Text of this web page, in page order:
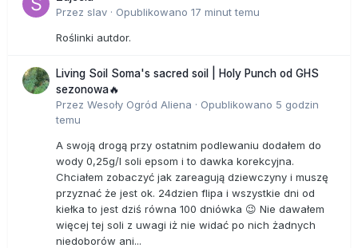
Przez slav · Opublikowano 17 minut temu
Roślinki autdor.
Living Soil Soma's sacred soil | Holy Punch od GHS
sezonowa🔥
Przez Wesoły Ogród Aliena · Opublikowano 5 godzin
temu
A swoją drogą przy ostatnim podlewaniu dodałem do
wody 0,25g/l soli epsom i to dawka korekcyjna.
Chciałem zobaczyć jak zareagują dziewczyny i muszę
przyznać że jest ok. 24dzien flipa i wszystkie dni od
kiełka to jest dziś równa 100 dniówka 😉 Nie dawałem
więcej tej soli z uwagi iż nie widać po nich żadnych
niedoborów ani...